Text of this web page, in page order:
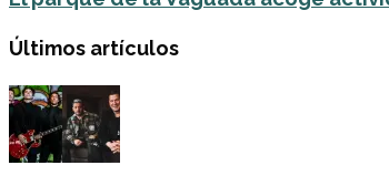
Últimos artículos